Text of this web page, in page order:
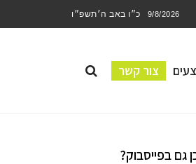
9/8/2026 כ״ו באב ה׳תשפ״ו
צור קשר
גם בפייסבוק?